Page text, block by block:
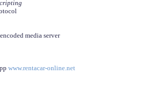
media server
www.rentacar-online.net